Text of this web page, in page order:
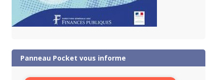
Panneau Pocket vous informe